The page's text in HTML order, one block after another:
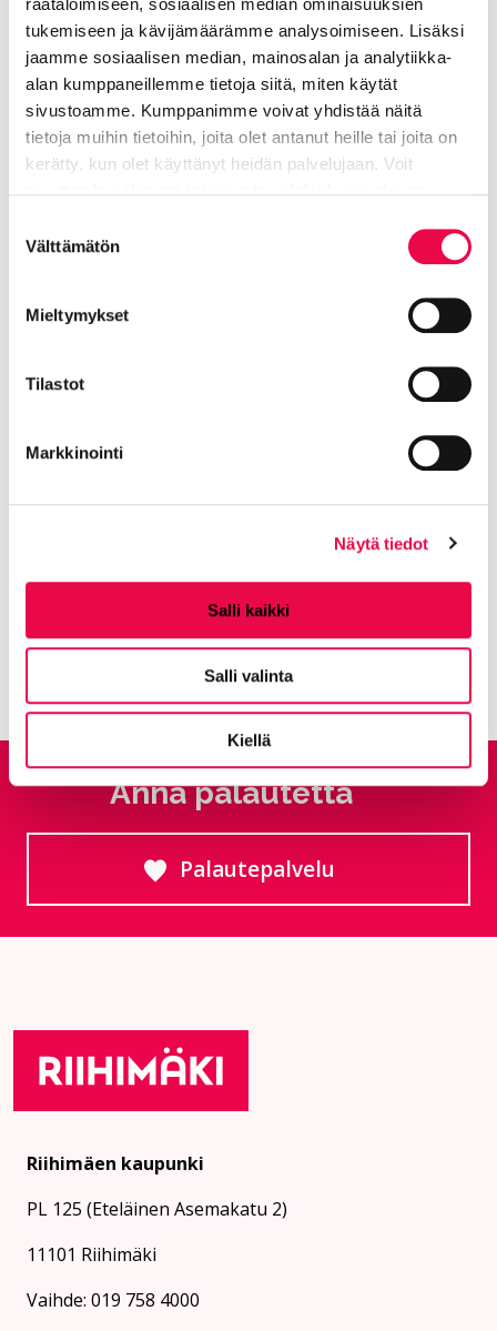
tukemiseen ja kävijämäärämme analysoimiseen. Lisäksi
jaamme sosiaalisen median, mainosalan ja analytiikka-
alan kumppaneillemme tietoja siitä, miten käytät
sivustoamme. Kumppanimme voivat yhdistää näitä
tietoja muihin tietoihin, joita olet antanut heille tai joita on
kerätty, kun olet käyttänyt heidän palvelujaan. Voit
valinta
Välttämätön
Mieltymykset
Tilastot
Markkinointi
Näytä tiedot
Salli kaikki
Salli valinta
Kiellä
Yhteystiedot
Ninni Manninen
messujohtaja, Riihimäen Tilat ja Kehitys Oy /
Riihimäen Messut
p. 050 362 6051
ninni.manninen@riihimaenmessut.fi
markkinointi- ja viestintäpäällikkö, Riihimäen Tilat ja
pauliina.lindgren@riihimaenmessut.fi
Kategorioiden arkisto:Tiedotteet
Avainsanat:
Kaikki artikkelit:Ajankohtaista
Anna palautetta
Palautepalvelu
Siirtyy ulkoiselle
Riihimäen kaupunki
PL 125 (Eteläinen Asemakatu 2)
11101 Riihimäki
Vaihde: 019 758 4000